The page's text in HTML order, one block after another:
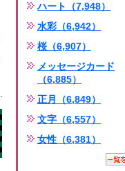
ハート（7,948）
水彩（6,942）
桜（6,907）
メッセージカード
（6,885）
正月（6,849）
文字（6,557）
女性（6,381）